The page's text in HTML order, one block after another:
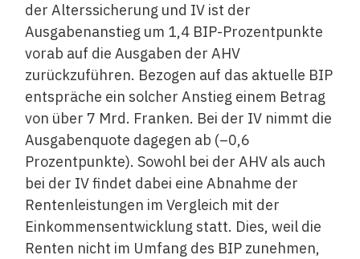
der Alterssicherung und IV ist der
Ausgabenanstieg um 1,4 BIP-Prozentpunkte
vorab auf die Ausgaben der AHV
zurückzuführen. Bezogen auf das aktuelle BIP
entspräche ein solcher Anstieg einem Betrag
von über 7 Mrd. Franken. Bei der IV nimmt die
Ausgabenquote dagegen ab (–0,6
Prozentpunkte). Sowohl bei der AHV als auch
bei der IV findet dabei eine Abnahme der
Rentenleistungen im Vergleich mit der
Einkommensentwicklung statt. Dies, weil die
Renten nicht im Umfang des BIP zunehmen,